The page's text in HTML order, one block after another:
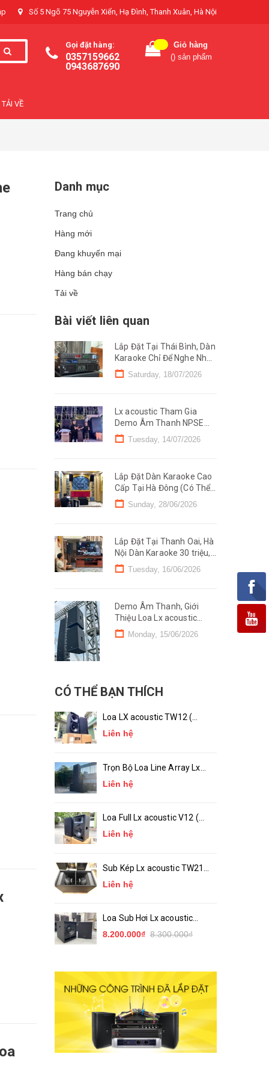
Số 5 Ngõ 75 Nguyễn Xiển, Hạ Đình, Thanh Xuân, Hà Nội
Gọi đặt hàng:
0357159662
0943687690
Giỏ hàng
() sản phẩm
TẢI VỀ
Danh mục
Trang chủ
Hàng mới
Đang khuyến mại
Hàng bán chạy
Tải về
Bài viết liên quan
Lắp Đặt Tại Thái Bình, Dàn
Karaoke Chỉ Để Nghe Nhạc
Chỉ 29 triệu
Saturday, 18/07/2026
Lx acoustic Tham Gia
Demo Âm Thanh NPSE
2026 Tại Hà Nam, Ninh
Bình (Line Mono)
Tuesday, 14/07/2026
Lắp Đặt Dàn Karaoke Cao
Cấp Tại Hà Đông (Có Thể
Kinh Doanh) Chỉ 89 triệu
Sunday, 28/06/2026
Lắp Đặt Tại Thanh Oai, Hà
Nội Dàn Karaoke 30 triệu,
Đồng Bộ Lx acoustic
Tuesday, 16/06/2026
Demo Âm Thanh, Giới
Thiệu Loa Lx acoustic
VT122 tại Cẩm Khê, Phú
Thọ
Monday, 15/06/2026
CÓ THỂ BẠN THÍCH
Loa LX acoustic TW12 (
Bass 30 ) Chính Hãng
Liên hệ
Trọn Bộ Loa Line Array Lx
acoustic LA-10, LA-18 (
chính hãng )
Liên hệ
Loa Full Lx acoustic V12 (
bass 30 ) Chính Hãng
Liên hệ
Sub Kép Lx acoustic TW218
( Sub Hầm 2 Bass 50 )_
Chính Hãng
Liên hệ
Loa Sub Hơi Lx acoustic
TW15S ( bass 40 )
8.200.000₫ 8.300.000₫